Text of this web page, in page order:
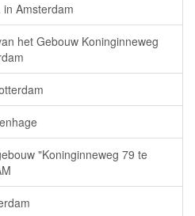
in Amsterdam
het Gebouw Koninginneweg
"Koninginneweg 79 te